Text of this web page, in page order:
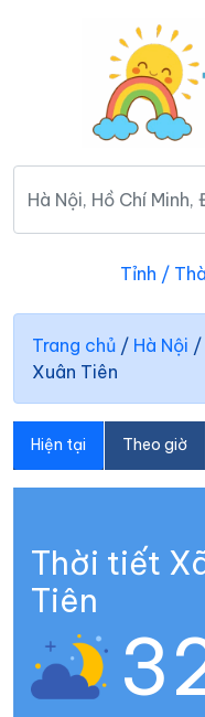
Tỉnh /
Trang chủ / Hà Nội /
Xuân Tiên
Hiện tại Theo giờ
Thời tiết
Tiên